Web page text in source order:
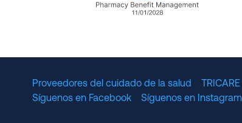
Proveedores del cuidado de la salud TRICARE
Síguenos en Facebook
Síguenos en Instagram